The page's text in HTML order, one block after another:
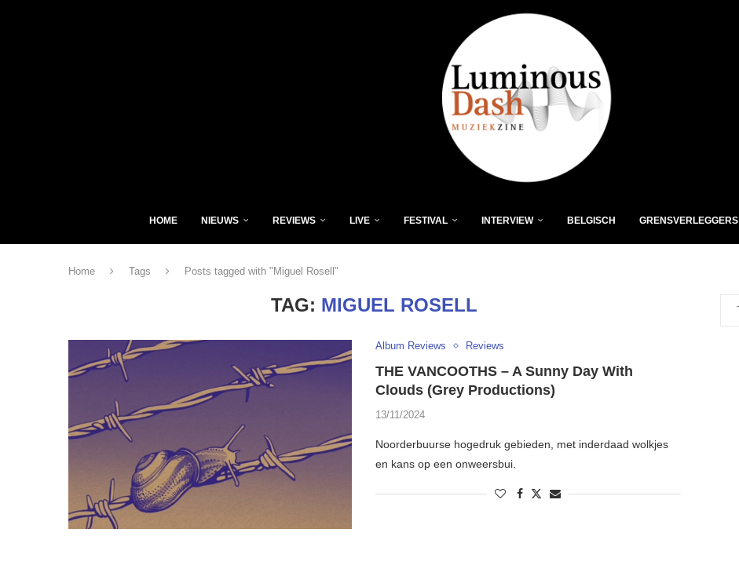
HOME NIEUWS REVIEWS LIVE FESTIVAL INTERVIEW BELGISCH GRENSVERLEGGERS
Home Tags Posts tagged with "Miguel Rosell"
TAG: MIGUEL ROSELL
Album Reviews Reviews
THE VANCOOTHS – A Sunny Day With
Clouds (Grey Productions)
13/11/2024
Noorderbuurse hogedruk gebieden, met inderdaad wolkjes
en kans op een onweersbui.